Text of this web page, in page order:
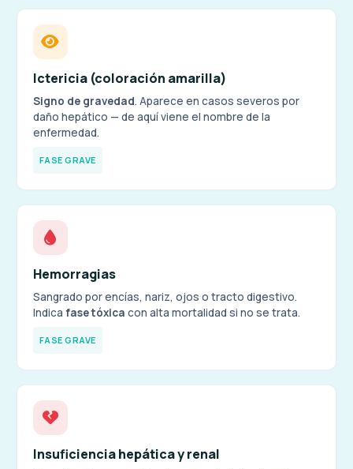
Ictericia (coloración amarilla)
Signo de gravedad. Aparece en casos severos por
daño hepático — de aquí viene el nombre de la
enfermedad.
FASE GRAVE
Hemorragias
Sangrado por encías, nariz, ojos o tracto digestivo.
Indica fase tóxica con alta mortalidad si no se trata.
FASE GRAVE
Insuficiencia hepática y renal